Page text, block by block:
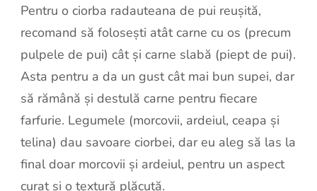
Pentru o ciorba radauteana de pui reușită,
recomand să folosești atât carne cu os (precum
pulpele de pui) cât și carne slabă (piept de pui).
Asta pentru a da un gust cât mai bun supei, dar
să rămână și destulă carne pentru fiecare
farfurie. Legumele (morcovii, ardeiul, ceapa și
telina) dau savoare ciorbei, dar eu aleg să las la
final doar morcovii și ardeiul, pentru un aspect
curat și o textură plăcută.